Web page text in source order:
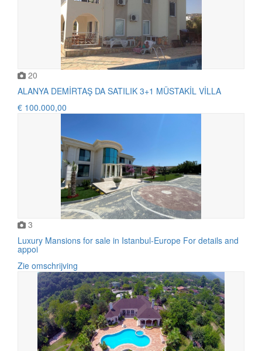
20
ALANYA DEMİRTAŞ DA SATILIK 3+1 MÜSTAKİL VİLLA
€ 100.000,00
3
Luxury Mansions for sale in Istanbul-Europe For details and
appoi
Zie omschrijving